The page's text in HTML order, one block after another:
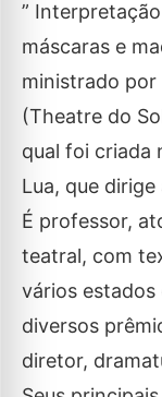
”
máscaras e
ministrado por
(Theatre do
qual foi criada
Lua, que dirige
É professor,
teatral, com
vários
diversos
diretor,